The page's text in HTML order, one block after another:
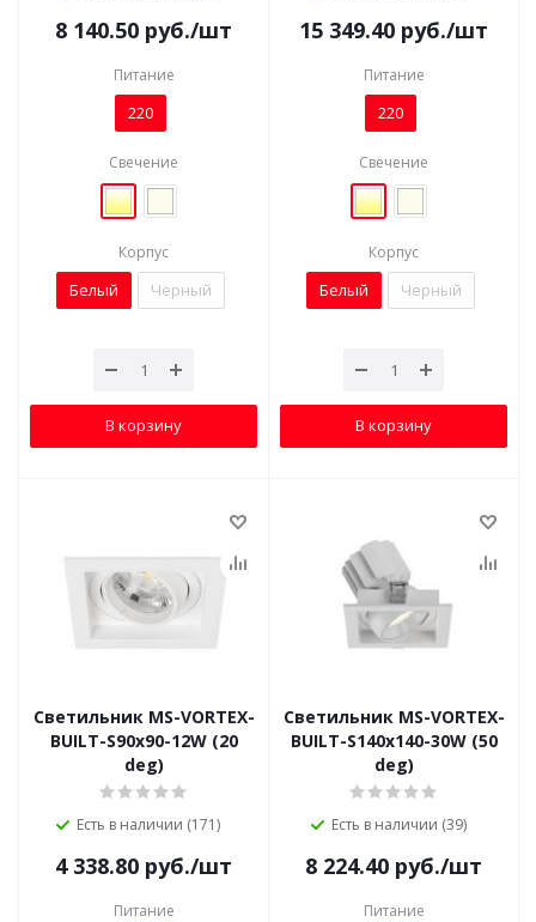
8 140.50 руб./шт
Питание
220
Свечение
Корпус
Белый Черный
В корзину
15 349.40 руб./шт
Питание
220
Свечение
Корпус
Белый Черный
В корзину
Светильник MS-VORTEX-
BUILT-S90x90-12W (20
deg)
Есть в наличии (171)
4 338.80 руб./шт
Питание
Светильник MS-VORTEX-
BUILT-S140x140-30W (50
deg)
Есть в наличии (39)
8 224.40 руб./шт
Питание